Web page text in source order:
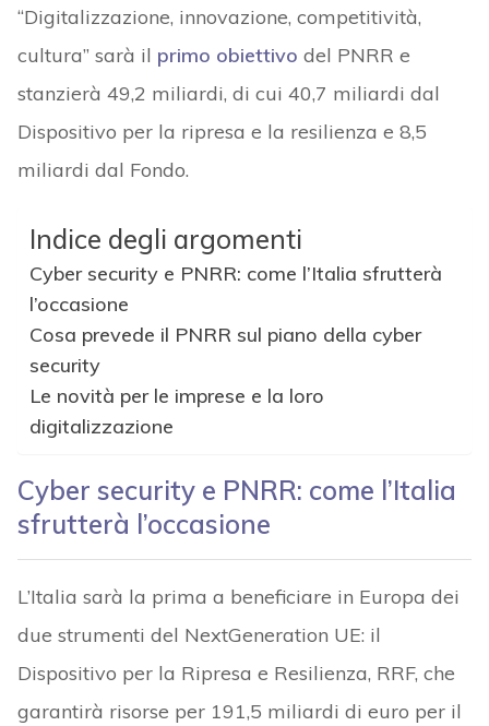
“Digitalizzazione, innovazione, competitività,
cultura” sarà il primo obiettivo del PNRR e
stanzierà 49,2 miliardi, di cui 40,7 miliardi dal
Dispositivo per la ripresa e la resilienza e 8,5
miliardi dal Fondo.
Indice degli argomenti
Cyber security e PNRR: come l’Italia sfrutterà
l’occasione
Cosa prevede il PNRR sul piano della cyber
security
Le novità per le imprese e la loro
digitalizzazione
Cyber security e PNRR: come l’Italia
sfrutterà l’occasione
L’Italia sarà la prima a beneficiare in Europa dei
due strumenti del NextGeneration UE: il
Dispositivo per la Ripresa e Resilienza, RRF, che
garantirà risorse per 191,5 miliardi di euro per il